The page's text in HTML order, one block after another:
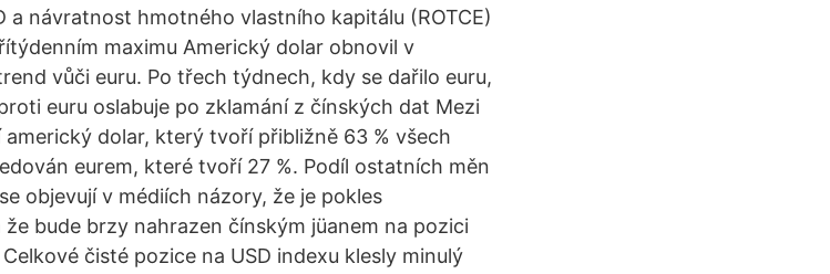
a návratnost hmotného vlastního kapitálu (ROTCE)
maximu Americký dolar obnovil v
vůči euru. Po třech týdnech, kdy se dařilo euru,
euru oslabuje po zklamání z čínských dat Mezi
dolar, který tvoří přibližně 63 % všech
eurem, které tvoří 27 %. Podíl ostatních měn
objevují v médiích názory, že je pokles
bude brzy nahrazen čínským jüanem na pozici
čisté pozice na USD indexu klesly minulý